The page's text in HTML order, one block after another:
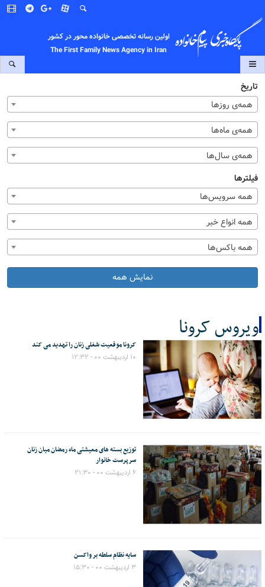
اولین رسانه تخصصی خانواده محور در کشور
The First Family News Agency in Iran
تاریخ
همه‌ی روزها
همه‌ی ماه‌ها
همه‌ی سال‌ها
فیلترها
همه سرویس‌ها
همه انواع خبر
همه باکس‌ها
نمایش همه
ویروس کرونا
کل اخبار:68 کرونا موقعیت شغلی زنان را تهدید می کند
۱۰ اردیبهشت ۰۰ - ۱۲:۳۲
توزیع بسته های معیشتی ماه رمضان میان زنان
سرپرست خانوار
۶ اردیبهشت ۰۰ - ۲۱:۳۰
سایه نظام سلطه بر واکسن
۳ اردیبهشت ۰۰ - ۱۵:۳۰